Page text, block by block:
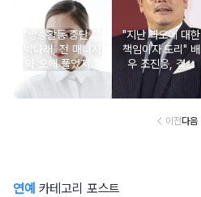
"방송활동 중단…"
박나래, 전 매니저
와 오해 풀었지만
불찰 반성
"지난 과오에 대한
책임이자 도리" 배
우 조진웅, 결국
은퇴 선언
이전다음
연예 카테고리 포스트